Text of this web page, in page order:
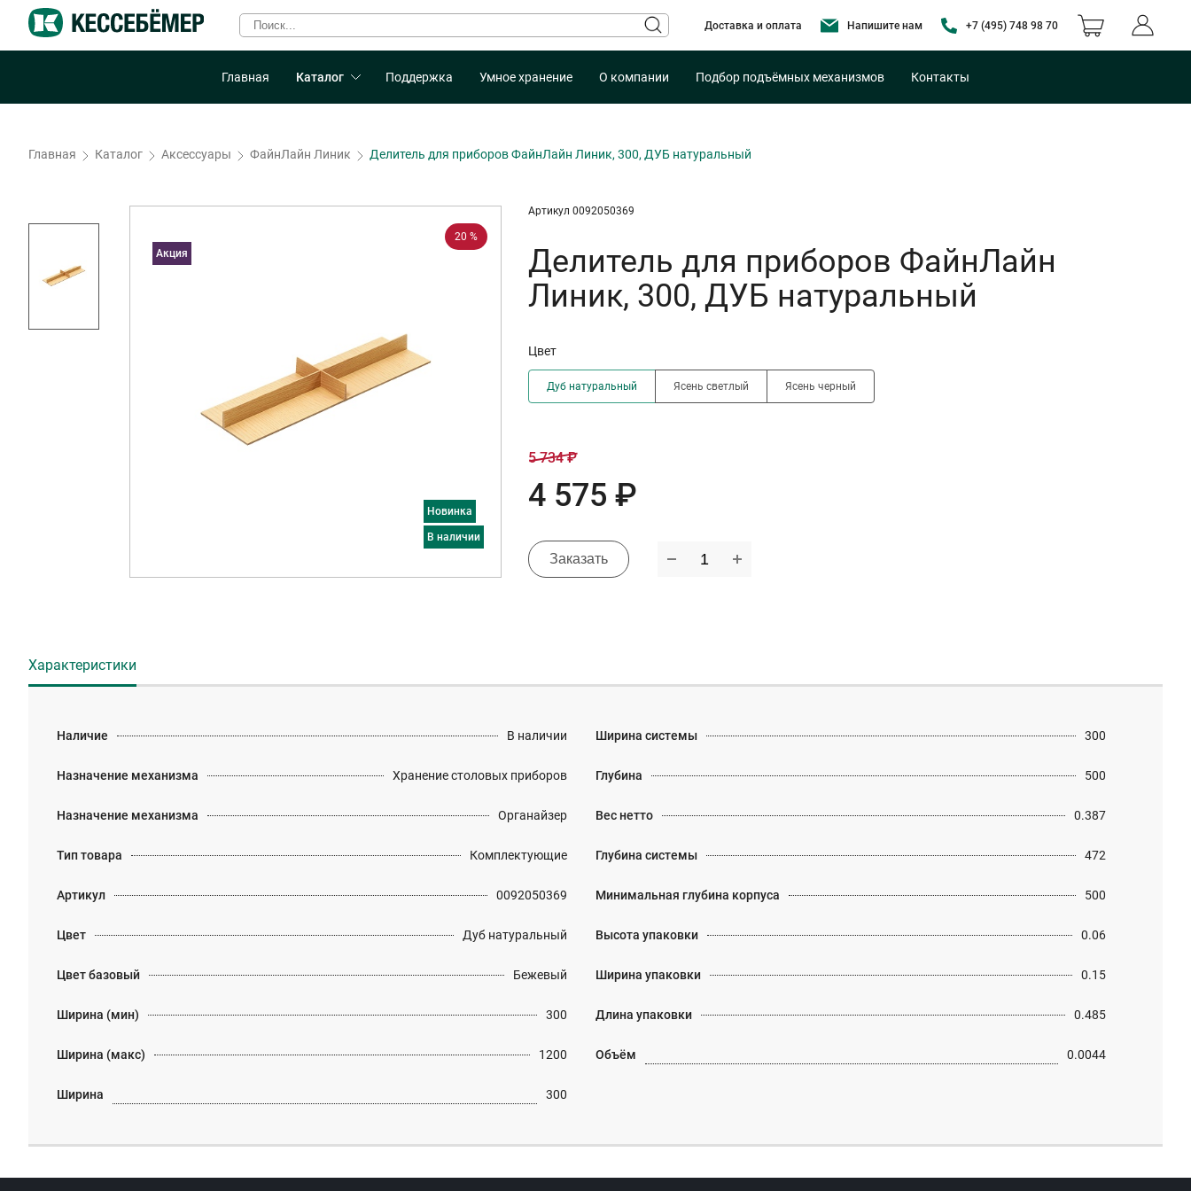
Доставка и оплата Напишите нам +7 (495) 748 98 70
Главная Каталог Поддержка Умное хранение О компании Подбор подъёмных механизмов Контакты
Главная Каталог Аксессуары ФайнЛайн Линик Делитель для приборов ФайнЛайн Линик, 300, ДУБ натуральный
20 %
Новинка
в наличии
Акция
Артикул 0092050369
Делитель для приборов ФайнЛайн
Линик, 300, ДУБ натуральный
Цвет
Дуб натуральный Ясень светлый Ясень черный
5 734 ₽
4 575 ₽
Заказать
Характеристики
Наличие В наличии
Назначение механизма Хранение столовых приборов
Назначение механизма Органайзер
Тип товара Комплектующие
Артикул 0092050369
Цвет Дуб натуральный
Цвет базовый Бежевый
Ширина (мин) 300
Ширина (макс) 1200
Ширина 300
Ширина системы 300
Глубина 500
Вес нетто 0.387
Глубина системы 472
Минимальная глубина корпуса 500
Высота упаковки 0.06
Ширина упаковки 0.15
Длина упаковки 0.485
Объём 0.0044